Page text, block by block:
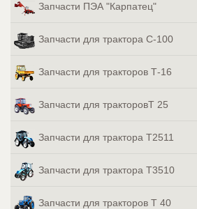
Запчасти ПЭА "Карпатец"
Запчасти для трактора С-100
Запчасти для тракторов Т-16
Запчасти для тракторовТ 25
Запчасти для трактора Т2511
Запчасти для трактора Т3510
Запчасти для тракторов Т 40